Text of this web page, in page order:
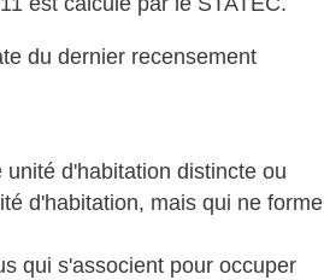
du dernier recensement
d'habitation distincte ou
d'habitation, mais qui ne forme
qui s'associent pour occuper